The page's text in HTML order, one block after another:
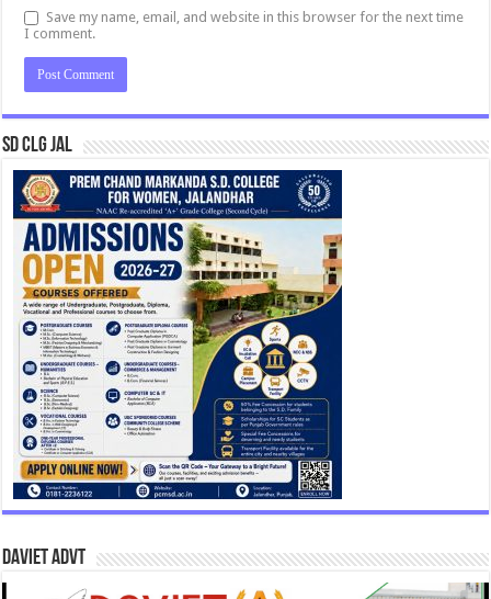
Save my name, email, and website in this browser for the next time
I comment.
SD CLG JAL
DAVIET Advt